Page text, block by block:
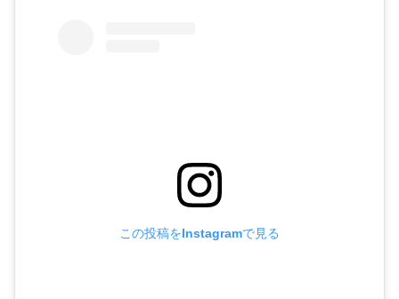
この投稿をInstagramで見る